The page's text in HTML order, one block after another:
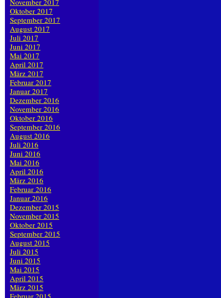
November 2017
Oktober 2017
September 2017
August 2017
Juli 2017
Juni 2017
Mai 2017
April 2017
März 2017
Februar 2017
Januar 2017
Dezember 2016
November 2016
Oktober 2016
September 2016
August 2016
Juli 2016
Juni 2016
Mai 2016
April 2016
März 2016
Februar 2016
Januar 2016
Dezember 2015
November 2015
Oktober 2015
September 2015
August 2015
Juli 2015
Juni 2015
Mai 2015
April 2015
März 2015
Februar 2015